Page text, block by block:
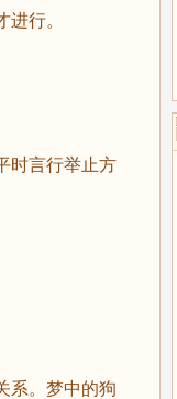
行。
时言行举止方
系。梦中的狗